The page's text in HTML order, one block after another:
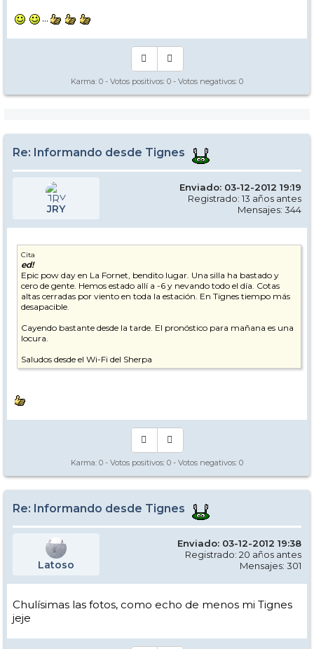
...
Karma: 0 - Votos positivos: 0 - Votos negativos: 0
Re: Informando desde Tignes
JRY
Enviado: 03-12-2012 19:19
Registrado: 13 años antes
Mensajes: 344
Cita
ed!
Epic pow day en La Fornet, bendito lugar. Una silla ha bastado y
cero de gente. Hemos estado allí a -6 y nevando todo el día. Cotas
altas cerradas por viento en toda la estación. En Tignes tiempo más
desapacible.
Cayendo bastante desde la tarde. El pronóstico para mañana es una
locura.
Saludos desde el Wi-Fi del Sherpa
Karma: 0 - Votos positivos: 0 - Votos negativos: 0
Re: Informando desde Tignes
Latoso
Enviado: 03-12-2012 19:38
Registrado: 20 años antes
Mensajes: 301
Chulísimas las fotos, como echo de menos mi Tignes
jeje